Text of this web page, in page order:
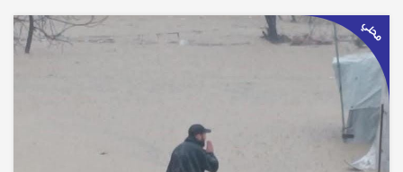
غياب الأمان؟
محلي